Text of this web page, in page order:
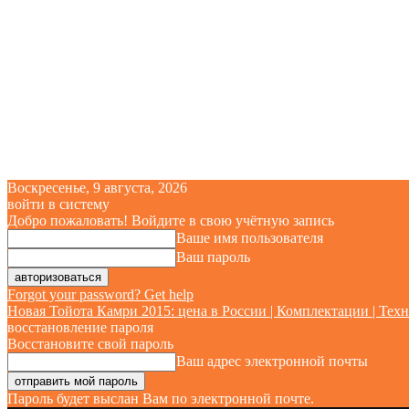
Воскресенье, 9 августа, 2026
войти в систему
Добро пожаловать! Войдите в свою учётную запись
Ваше имя пользователя
Ваш пароль
Forgot your password? Get help
Новая Тойота Камри 2015: цена в России | Комплектации |
восстановление пароля
Восстановите свой пароль
Ваш адрес электронной почты
Пароль будет выслан Вам по электронной почте.